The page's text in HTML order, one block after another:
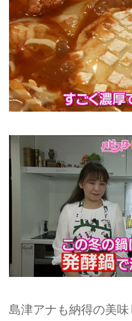
島津アナも納得の美味